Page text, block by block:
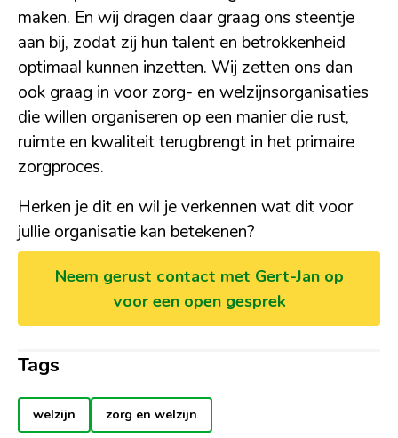
maken. En wij dragen daar graag ons steentje
aan bij, zodat zij hun talent en betrokkenheid
optimaal kunnen inzetten. Wij zetten ons dan
ook graag in voor zorg- en welzijnsorganisaties
die willen organiseren op een manier die rust,
ruimte en kwaliteit terugbrengt in het primaire
zorgproces.
Herken je dit en wil je verkennen wat dit voor
jullie organisatie kan betekenen?
Neem gerust contact met Gert-Jan op
voor een open gesprek
Tags
welzijn zorg en welzijn